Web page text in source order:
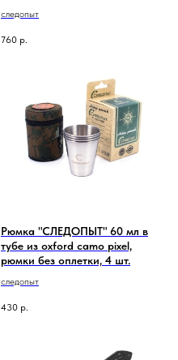
следопыт
760 р.
Рюмка "СЛЕДОПЫТ" 60 мл в
тубе из oxford camo pixel,
рюмки без оплетки, 4 шт.
следопыт
430 р.